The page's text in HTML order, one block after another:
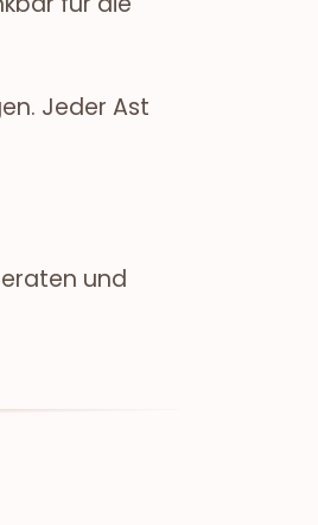
Jeder Ast
und